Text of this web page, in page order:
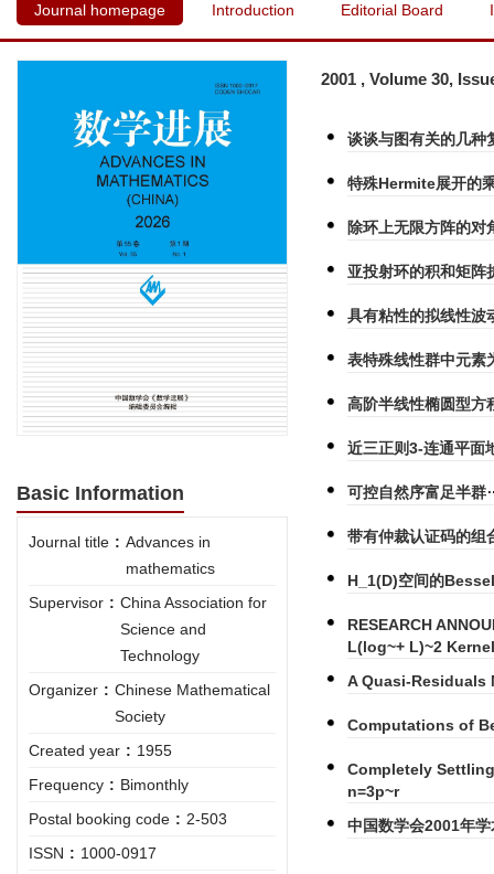
Journal homepage Introduction Editorial Board
Basic Information
Journal title : Advances in
mathematics
Supervisor : China Association for
Science and
Technology
Organizer : Chinese Mathematical
Society
Created year : 1955
Frequency : Bimonthly
Postal booking code : 2-503
ISSN : 1000-0917
2001 , Volume 30,
谈谈与图有关的几种
特殊Hermite展开的
除环上无限方阵的对
亚投射环的积和矩阵
具有粘性的拟线性波
表特殊线性群中元素
高阶半线性椭圆型方
近三正则3-连通平面
可控自然序富足半群
带有仲裁认证码的组
H_1(D)空间的
RESEARCH
L(log~+ L)~2
A Quasi-Residuals
Computations of
Completely
n=3p~r
中国数学会2001年